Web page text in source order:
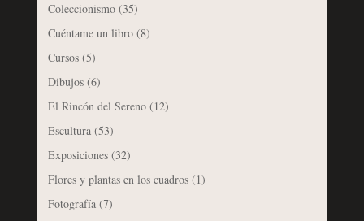
Coleccionismo(35)
Cuéntame un libro(8)
Cursos(5)
Dibujos(6)
El Rincón del Sereno(12)
Escultura(53)
Exposiciones(32)
Flores y plantas en los cuadros(1)
Fotografía(7)